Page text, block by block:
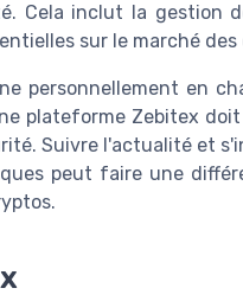
Cela inclut la gestion
sur le marché
personnellement en
plateforme Zebitex
Suivre l'actualité et
peut faire une